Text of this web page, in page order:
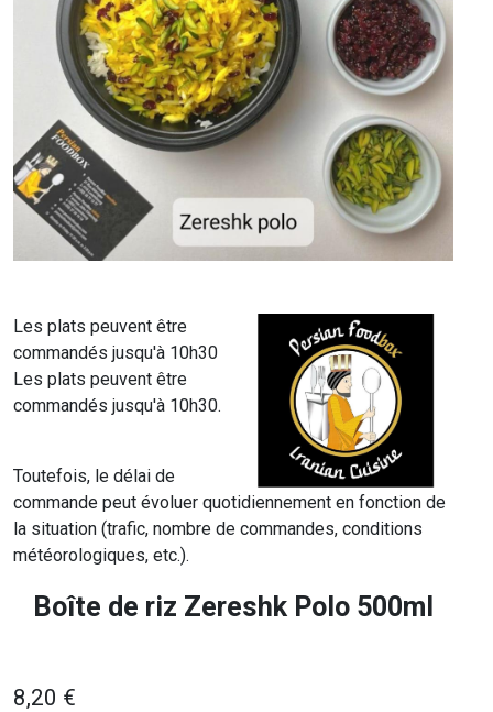
Les plats peuvent être
commandés jusqu'à 10h30
Les plats peuvent être
commandés jusqu'à 10h30.
Toutefois, le délai de
commande peut évoluer quotidiennement en fonction de
la situation (trafic, nombre de commandes, conditions
météorologiques, etc.).
Boîte de riz Zereshk Polo 500ml
8,20 €